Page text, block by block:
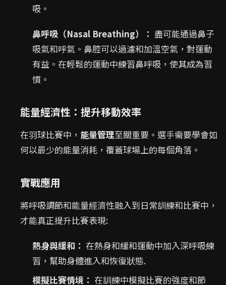
吸。
鼻呼吸（Nasal Breathing）： 盡可能通過鼻子
吸氣和呼氣。鼻腔可以過濾和加溫空氣，對運動
有益。在輕鬆的運動中練習鼻呼吸，使其成為習
慣。
能量經濟性：提升移動效率
在羽球比賽中， 能量管理至關重要。選手需要學會如
何以最少的能量消耗，覆蓋球場上的每個角落。
實戰應用
將呼吸調節和能量經濟性融入到日常訓練和比賽中，
才能真正提升比賽表現:
熱身與緩和： 在熱身和緩和運動中加入深呼吸練
習，幫助身體進入和恢復狀態.
模擬比賽情境： 在訓練中模擬比賽的強度和節